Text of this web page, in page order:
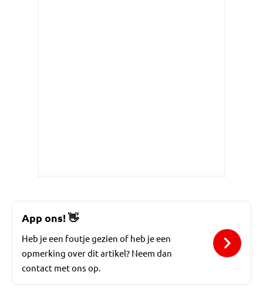
App ons!👋
Heb je een foutje gezien of heb je een
opmerking over dit artikel? Neem dan
contact met ons op.